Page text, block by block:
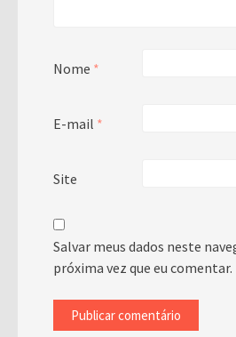
Nome *
E-mail *
Site
Salvar meus dados neste
próxima vez que eu comentar.